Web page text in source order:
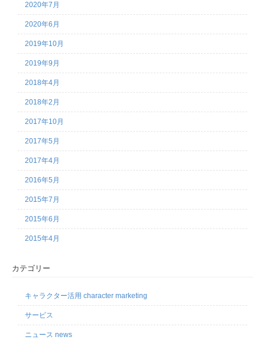
2020年7月
2020年6月
2019年10月
2019年9月
2018年4月
2018年2月
2017年10月
2017年5月
2017年4月
2016年5月
2015年7月
2015年6月
2015年4月
カテゴリー
キャラクター活用 character marketing
サービス
ニュース news